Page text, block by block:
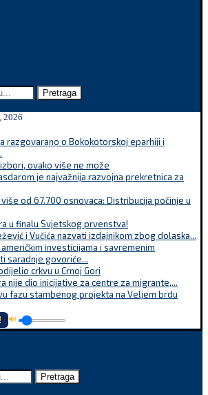
Pretraga
2026
razgovarano o Bokokotorskoj eparhiji i
ovako više ne može
je najvažnija razvojna prekretnica za
od 67.700 osnovaca: Distribucija počinje u
u finalu Svjetskog prvenstva!
i Vučića nazvati izdajnikom zbog dolaska...
investicijama i savremenim
saradnje govoriće...
crkvu u Crnoj Gori
nije dio inicijative za centre za migrante,...
fazu stambenog projekta na Veljem brdu
🔊
Pretraga